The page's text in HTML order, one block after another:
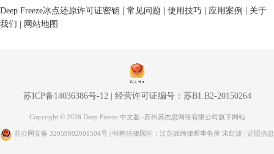
强烈建议在卸载后进行重启电脑，以便确认是否卸载完全，系统原来的还
原功能是否已经被成功解除掉，在卸载后一定要注意保护电脑数据，不要
如果您在卸载冰点还原后无法再次安装，可能是由于残留的程序造成的。
Deep Freeze冰点还原许可证密钥 常见问题 使用技巧 应用案例
关于
我们
网站地图
苏ICP备14036386号-12| 经营许可证编号：苏B1.B2-20150264
Copyright © 2026 Deep Freeze 中文版 -苏州苏杰思网络有限公司旗下网站
苏公网安备 32059002001504号 | 特聘法律顾问：江苏政纬律师事务所 宋红波 | 证照信息